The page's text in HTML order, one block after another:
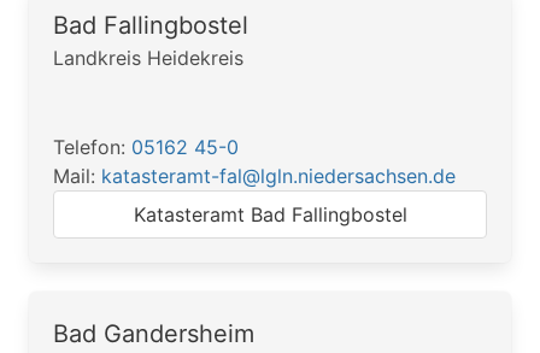
Bad Fallingbostel
Landkreis Heidekreis
Telefon: 05162 45-0
Mail: katasteramt-fal@lgln.niedersachsen.de
Katasteramt Bad Fallingbostel
Bad Gandersheim